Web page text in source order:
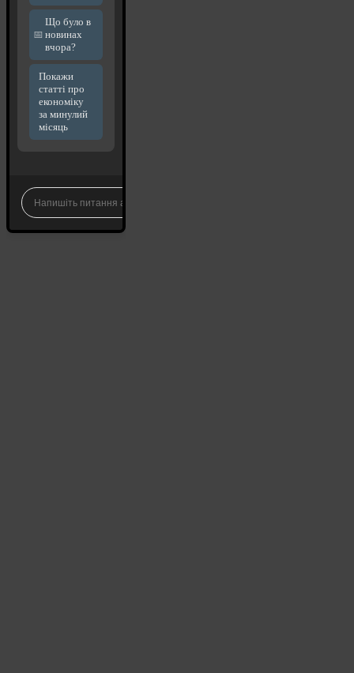
Що було в
новинах
вчора?
Покажи
статті про
економіку
за минулий
місяць